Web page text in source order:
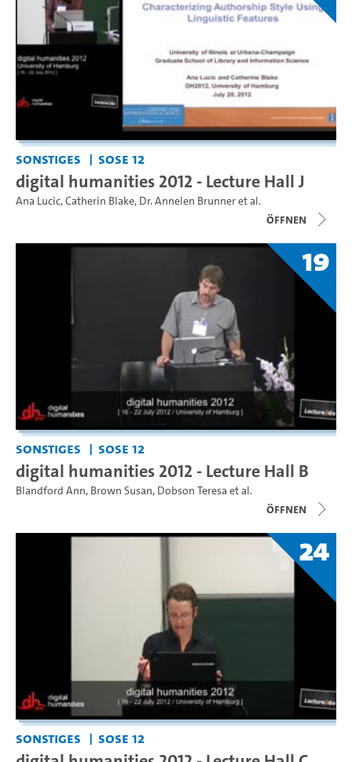
Sonstiges SoSe 12
digital humanities 2012 - Lecture Hall J
Ana Lucic,Catherin Blake, Dr. Annelen Brunneret al.
Öffnen
19
Sonstiges SoSe 12
digital humanities 2012 - Lecture Hall B
Blandford Ann, Brown Susan, Dobson Teresa et al.
Öffnen
24
Sonstiges SoSe 12